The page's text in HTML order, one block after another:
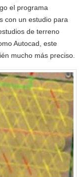
el programa
con un estudio para
de terreno
Autocad, este
mucho más preciso.